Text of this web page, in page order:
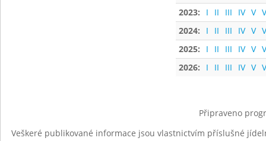
2023:
I II III IV V
2024:
I II III IV V
2025:
I II III IV V
2026:
I II III IV V
Připraveno
Veškeré publikované informace jsou vlastnictvím příslušné